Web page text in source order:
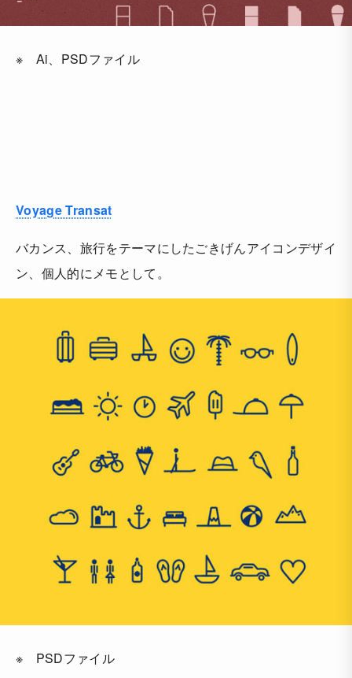
※ Ai、PSDファイル
Voyage Transat
バカンス、旅行をテーマにしたごきげんアイコンデザイ
ン、個人的にメモとして。
※ PSDファイル